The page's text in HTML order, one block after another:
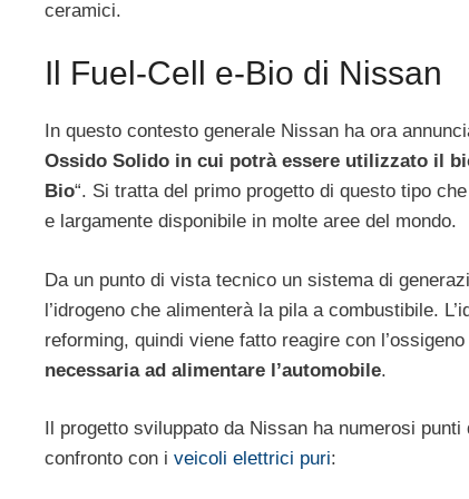
ceramici.
Il Fuel-Cell e-Bio di Nissan
In questo contesto generale Nissan ha ora
Ossido Solido in cui potrà essere utilizzato il
Bio“. Si tratta del primo progetto di questo tipo
e largamente disponibile in molte aree del mondo.
Da un punto di vista tecnico un sistema di
l’idrogeno che alimenterà la pila a combustibile.
reforming, quindi viene fatto reagire con
necessaria ad alimentare l’automobile.
Il progetto sviluppato da Nissan ha numerosi
confronto con i veicoli elettrici puri: